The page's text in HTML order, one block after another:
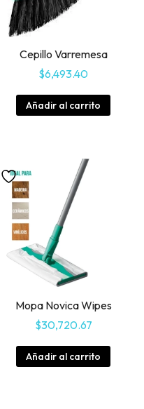
Cepillo Varremesa
$6,493.40
Añadir al carrito
Mopa Novica Wipes
$30,720.67
Añadir al carrito